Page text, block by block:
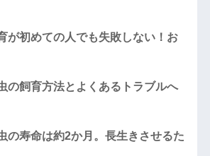
が初めての人でも失敗しない！お
の飼育方法とよくあるトラブルへ
の寿命は約2か月。長生きさせるた